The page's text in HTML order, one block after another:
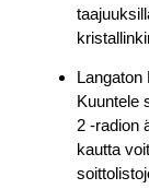
Langaton
Kuuntele
2 -radion
kautta